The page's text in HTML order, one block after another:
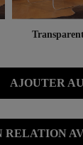
AJOUTER
RELATION